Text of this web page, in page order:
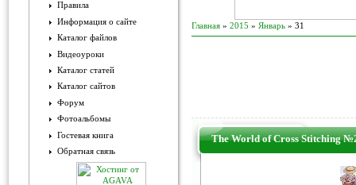
Правила
Информация о сайте
Каталог файлов
Видеоуроки
Каталог статей
Каталог сайтов
Форум
Фотоальбомы
Гостевая книга
Обратная связь
Главная » 2015 » Январь » 31
The World of Cross Stitching